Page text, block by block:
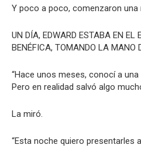
Y poco a poco, comenzaron una
UN DÍA, EDWARD ESTABA EN EL
BENÉFICA, TOMANDO LA MANO
“Hace unos meses, conocí a
Pero en realidad salvó algo
La miró.
“Esta noche quiero presentarles